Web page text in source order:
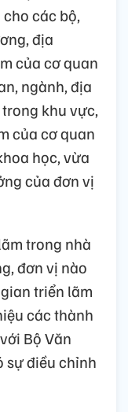
các bộ,
địa
của cơ quan
ngành, địa
khu vực,
của cơ quan
học, vừa
của đơn vị
trong nhà
đơn vị nào
triển lãm
các thành
Bộ Văn
sự điều chỉnh